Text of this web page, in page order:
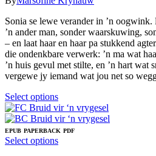
on
the
product
page
options
may
be
chosen
on
the
product
through
R329.00
Sonia se lewe verander in ’n
’n ander man, sonder waarskuwing,
– en laat haar en haar pa stukkend
die ondenkbare verwerk: ’n ma wat
’n huis gevul met stilte, en ’n hart wat
vergewe jy iemand wat jou net so
Select optionsThis
product
has
multiple
variants.
EPUB PAPERBACK PDF
Select optionsThis